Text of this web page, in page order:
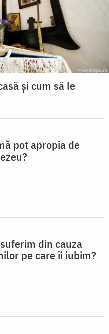
și cum să le
pot apropia de
din cauza
pe care îi iubim?